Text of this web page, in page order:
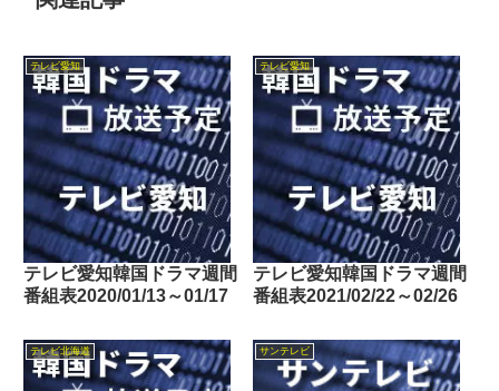
テレビ愛知
テレビ愛知韓国ドラマ週間
番組表2020/01/13～01/17
テレビ愛知
テレビ愛知韓国ドラマ週間
番組表2021/02/22～02/26
テレビ北海道 サンテレビ